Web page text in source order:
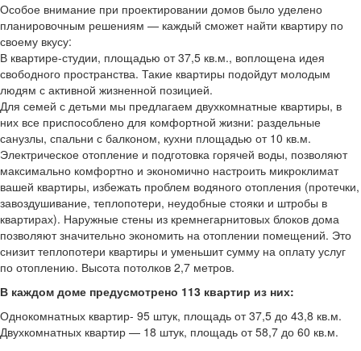
Особое внимание при проектировании домов было уделено
планировочным решениям — каждый сможет найти квартиру по
своему вкусу:
В квартире-студии, площадью от 37,5 кв.м., воплощена идея
свободного пространства. Такие квартиры подойдут молодым
людям с активной жизненной позицией.
Для семей с детьми мы предлагаем двухкомнатные квартиры, в
них все приспособлено для комфортной жизни: раздельные
санузлы, спальни с балконом, кухни площадью от 10 кв.м.
Электрическое отопление и подготовка горячей воды, позволяют
максимально комфортно и экономично настроить микроклимат
вашей квартиры, избежать проблем водяного отопления (протечки,
завоздушивание, теплопотери, неудобные стояки и штробы в
квартирах). Наружные стены из кремнегарнитовых блоков дома
позволяют значительно экономить на отоплении помещений. Это
снизит теплопотери квартиры и уменьшит сумму на оплату услуг
по отоплению. Высота потолков 2,7 метров.
В каждом доме предусмотрено 113 квартир из них:
Однокомнатных квартир- 95 штук, площадь от 37,5 до 43,8 кв.м.
Двухкомнатных квартир — 18 штук, площадь от 58,7 до 60 кв.м.